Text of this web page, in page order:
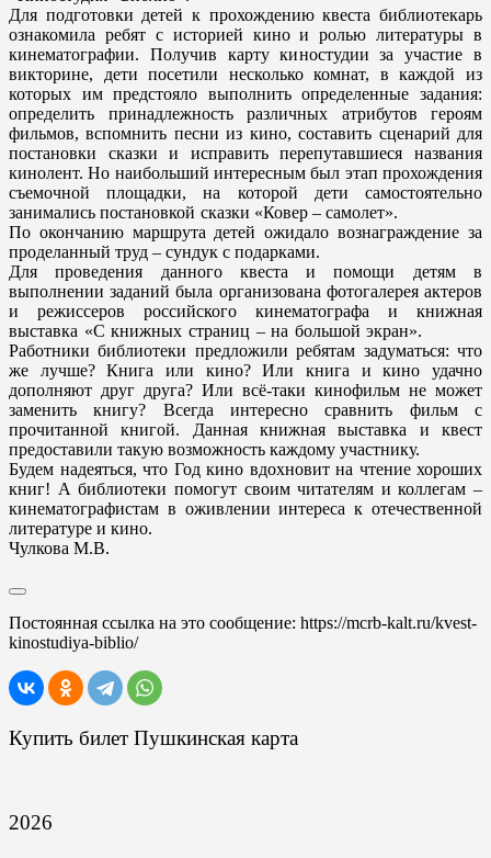
Для подготовки детей к прохождению квеста библиотекарь
ознакомила ребят с историей кино и ролью литературы в
кинематографии. Получив карту киностудии за участие в
викторине, дети посетили несколько комнат, в каждой из
которых им предстояло выполнить определенные задания:
определить принадлежность различных атрибутов героям
фильмов, вспомнить песни из кино, составить сценарий для
постановки сказки и исправить перепутавшиеся названия
кинолент. Но наибольший интересным был этап прохождения
съемочной площадки, на которой дети самостоятельно
занимались постановкой сказки «Ковер – самолет».
По окончанию маршрута детей ожидало вознаграждение за
проделанный труд – сундук с подарками.
Для проведения данного квеста и помощи детям в
выполнении заданий была организована фотогалерея актеров
и режиссеров российского кинематографа и книжная
выставка «С книжных страниц – на большой экран».
Работники библиотеки предложили ребятам задуматься: что
же лучше? Книга или кино? Или книга и кино удачно
дополняют друг друга? Или всё-таки кинофильм не может
заменить книгу? Всегда интересно сравнить фильм с
прочитанной книгой. Данная книжная выставка и квест
предоставили такую возможность каждому участнику.
Будем надеяться, что Год кино вдохновит на чтение хороших
книг! А библиотеки помогут своим читателям и коллегам –
кинематографистам в оживлении интереса к отечественной
литературе и кино.
Чулкова М.В.
Постоянная ссылка на это сообщение: https://mcrb-kalt.ru/kvest-
kinostudiya-biblio/
Купить билет Пушкинская карта
2026